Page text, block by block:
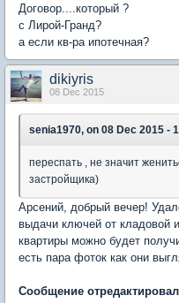
Договор....который ?
с Лирой-Гранд?
а если кв-ра ипотечная?
dikiyris
08 Dec 2015
senia1970, on 08 Dec 2015 -
переспать , не значит
застройщика)
Арсений, добрый вечер!
выдачи ключей от кладовой
квартиры можно будет
есть пара фоток как они
Сообщение